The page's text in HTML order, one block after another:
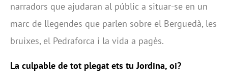
narradors que ajudaran al públic a situar-se en un
marc de llegendes que parlen sobre el Berguedà, les
bruixes, el Pedraforca i la vida a pagès.
La culpable de tot plegat ets tu Jordina, oi?